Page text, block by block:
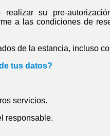
su pre-
a las condiciones de
de la estancia, incluso
tus datos?
servicios.
responsable.